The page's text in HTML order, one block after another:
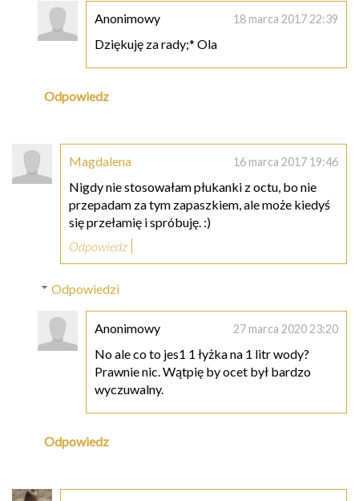
Anonimowy 18 marca 2017 22:39
Dziękuję za rady;* Ola
Odpowiedz
Magdalena 16 marca 2017 19:46
Nigdy nie stosowałam płukanki z octu, bo nie
przepadam za tym zapaszkiem, ale może kiedyś
się przełamię i spróbuję. :)
Odpowiedz
Odpowiedzi
Anonimowy 27 marca 2020 23:20
No ale co to jes1 1 łyżka na 1 litr wody?
Prawnie nic. Wątpię by ocet był bardzo
wyczuwalny.
Odpowiedz